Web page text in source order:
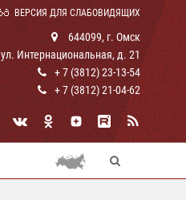
ВЕРСИЯ ДЛЯ СЛАБОВИДЯЩИХ
644099, г. Омск
ул. Интернациональная, д. 21
+ 7 (3812) 23-13-54
+ 7 (3812) 21-04-62